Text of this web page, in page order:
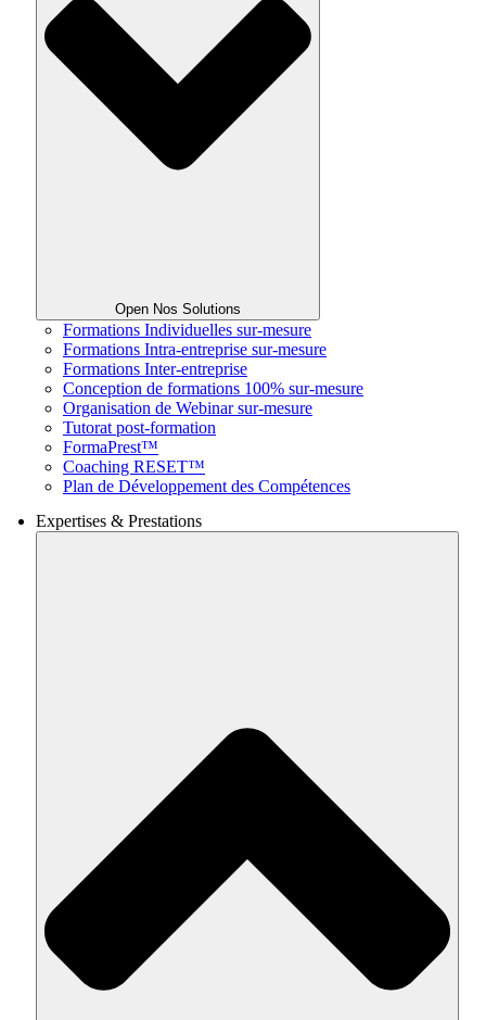
Open Nos Solutions
Formations Individuelles sur-mesure
Formations Intra-entreprise sur-mesure
Formations Inter-entreprise
Conception de formations 100% sur-mesure
Organisation de Webinar sur-mesure
Tutorat post-formation
FormaPrest™
Coaching RESET™
Plan de Développement des Compétences
Expertises & Prestations